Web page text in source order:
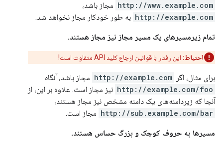
http://www.example.com مجاز باشد،
http://example.com به طور خودکار مجاز نخواهد شد.
تمام زیرمسیرهای یک مسیر مجاز نیز مجاز هستند.
احتیاط: این رفتار با قوانین ارجاع کلید API متفاوت است!
برای مثال، اگر http://example.com مجاز باشد، آنگاه
http://example.com/foo نیز مجاز است. علاوه بر این، از
آنجا که زیردامنه‌های یک دامنه مشخص نیز مجاز هستند،
http://sub.example.com/bar مجاز است.
مسیرها به حروف کوچک و بزرگ حساس هستند.